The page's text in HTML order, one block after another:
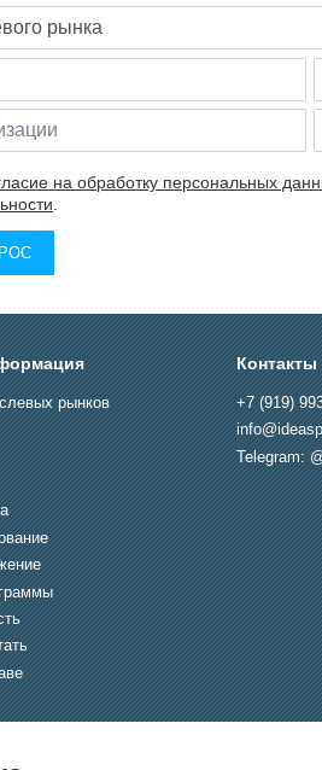
на обработку персональных
рынков
Контакты
+7 (919)
Telegram: